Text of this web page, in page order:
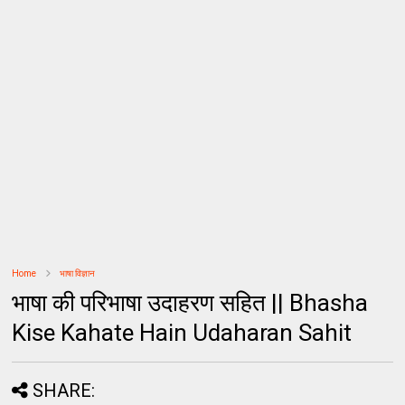
Home भाषा विज्ञान
भाषा की परिभाषा उदाहरण सहित || Bhasha
Kise Kahate Hain Udaharan Sahit
SHARE: